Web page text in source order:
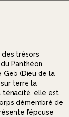
trésors
Panthéon
(Dieu de la
terre la
ténacité, elle est
démembré de
l’épouse